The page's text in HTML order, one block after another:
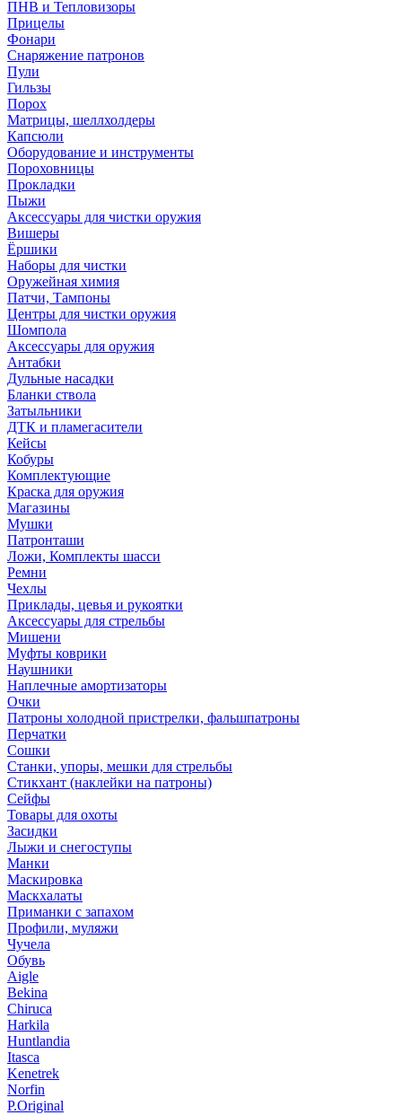
ПНВ и Тепловизоры
Прицелы
Фонари
Снаряжение патронов
Пули
Гильзы
Порох
Матрицы, шеллхолдеры
Капсюли
Оборудование и инструменты
Пороховницы
Прокладки
Пыжи
Аксессуары для чистки оружия
Вишеры
Ёршики
Наборы для чистки
Оружейная химия
Патчи, Тампоны
Центры для чистки оружия
Шомпола
Аксессуары для оружия
Антабки
Дульные насадки
Бланки ствола
Затыльники
ДТК и пламегасители
Кейсы
Кобуры
Комплектующие
Краска для оружия
Магазины
Мушки
Патронташи
Ложи, Комплекты шасси
Ремни
Чехлы
Приклады, цевья и рукоятки
Аксессуары для стрельбы
Мишени
Муфты коврики
Наушники
Наплечные амортизаторы
Очки
Патроны холодной пристрелки, фальшпатроны
Перчатки
Сошки
Станки, упоры, мешки для стрельбы
Стикхант (наклейки на патроны)
Сейфы
Товары для охоты
Засидки
Лыжи и снегоступы
Манки
Маскировка
Маскхалаты
Приманки с запахом
Профили, муляжи
Чучела
Обувь
Aigle
Bekina
Chiruсa
Harkila
Huntlandia
Itasca
Kenetrek
Norfin
P.Original